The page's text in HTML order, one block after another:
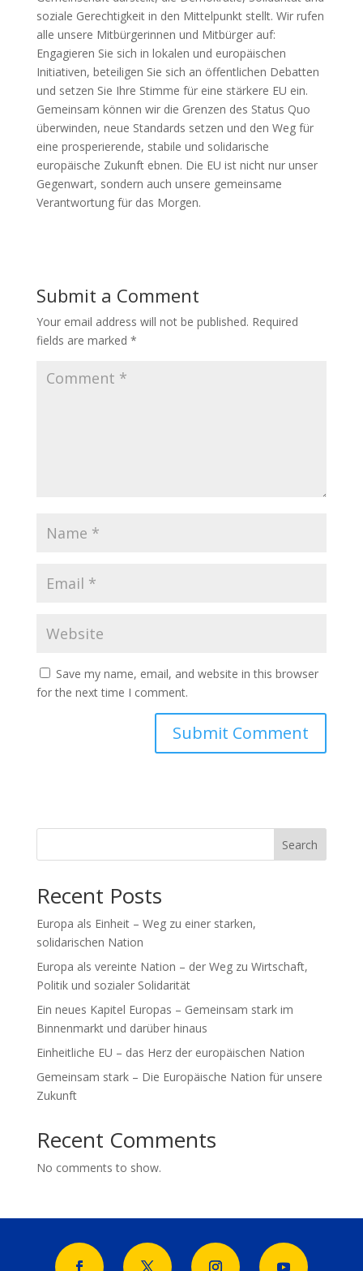
soziale Gerechtigkeit in den Mittelpunkt stellt. Wir rufen
alle unsere Mitbürgerinnen und Mitbürger auf:
Engagieren Sie sich in lokalen und europäischen
Initiativen, beteiligen Sie sich an öffentlichen Debatten
und setzen Sie Ihre Stimme für eine stärkere EU ein.
Gemeinsam können wir die Grenzen des Status Quo
überwinden, neue Standards setzen und den Weg für
eine prosperierende, stabile und solidarische
europäische Zukunft ebnen. Die EU ist nicht nur unser
Gegenwart, sondern auch unsere gemeinsame
Verantwortung für das Morgen.
Submit a Comment
Your email address will not be published. Required
fields are marked *
Save my name, email, and website in this browser
for the next time I comment.
Search
Recent Posts
Europa als Einheit – Weg zu einer starken,
solidarischen Nation
Europa als vereinte Nation – der Weg zu Wirtschaft,
Politik und sozialer Solidarität
Ein neues Kapitel Europas – Gemeinsam stark im
Binnenmarkt und darüber hinaus
Einheitliche EU – das Herz der europäischen Nation
Gemeinsam stark – Die Europäische Nation für unsere
Zukunft
Recent Comments
No comments to show.